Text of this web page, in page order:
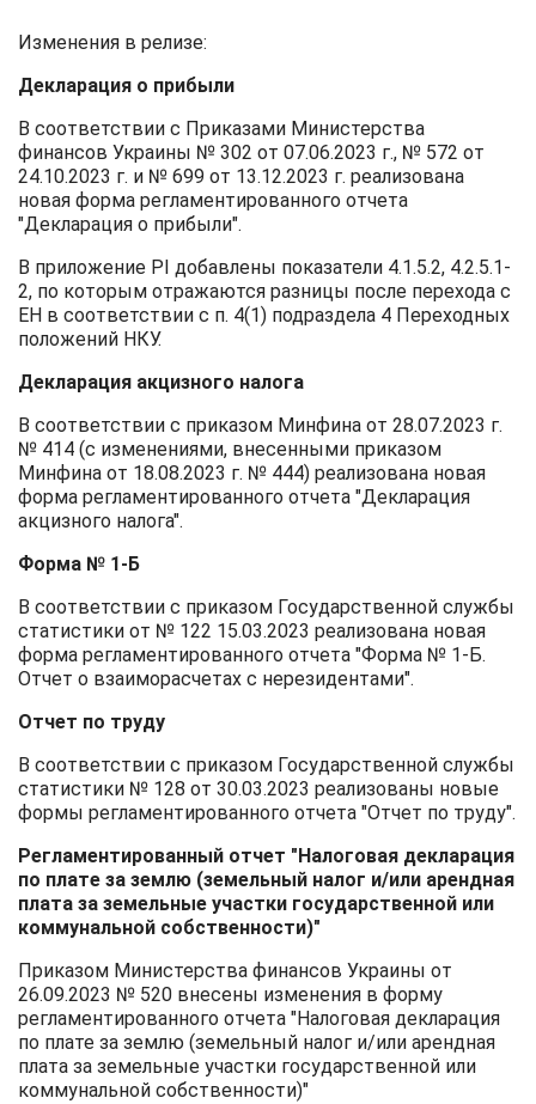
Изменения в релизе:
Декларация о прибыли
В соответствии с Приказами Министерства
финансов Украины № 302 от 07.06.2023 г., № 572 от
24.10.2023 г. и № 699 от 13.12.2023 г. реализована
новая форма регламентированного отчета
"Декларация о прибыли".
В приложение РІ добавлены показатели 4.1.5.2, 4.2.5.1-
2, по которым отражаются разницы после перехода с
ЕН в соответствии с п. 4(1) подраздела 4 Переходных
положений НКУ.
Декларация акцизного налога
В соответствии с приказом Минфина от 28.07.2023 г.
№ 414 (с изменениями, внесенными приказом
Минфина от 18.08.2023 г. № 444) реализована новая
форма регламентированного отчета "Декларация
акцизного налога".
Форма № 1-Б
В соответствии с приказом Государственной службы
статистики от № 122 15.03.2023 реализована новая
форма регламентированного отчета "Форма № 1-Б.
Отчет о взаиморасчетах с нерезидентами".
Отчет по труду
В соответствии с приказом Государственной службы
статистики № 128 от 30.03.2023 реализованы новые
формы регламентированного отчета "Отчет по труду".
Регламентированный отчет "Налоговая декларация
по плате за землю (земельный налог и/или арендная
плата за земельные участки государственной или
коммунальной собственности)"
Приказом Министерства финансов Украины от
26.09.2023 № 520 внесены изменения в форму
регламентированного отчета "Налоговая декларация
по плате за землю (земельный налог и/или арендная
плата за земельные участки государственной или
коммунальной собственности)"